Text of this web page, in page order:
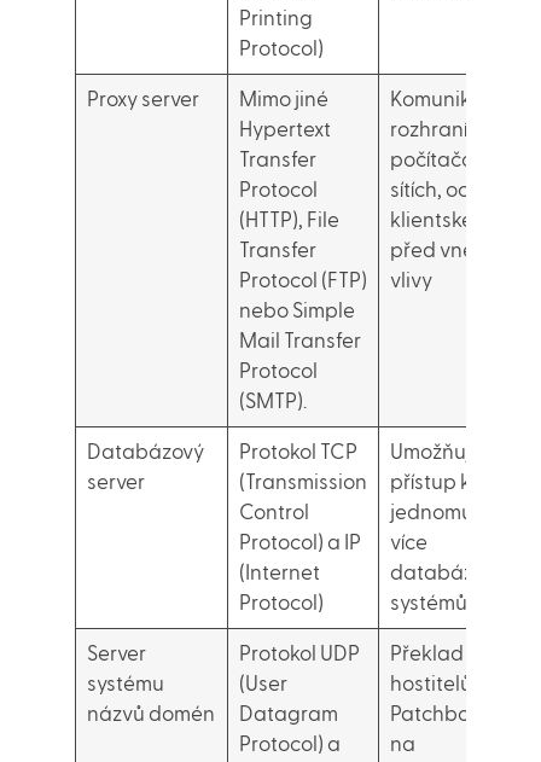
Printing
Protocol)
Proxy server
Mimo jiné
Hypertext
Transfer
Protocol
(HTTP), File
Transfer
Protocol (FTP)
nebo Simple
Mail Transfer
Protocol
(SMTP).
Komunikační
rozhraní v
počítačových
sítích, ochrana
klientské sítě
před vnějšími
vlivy
Databázový
server
Protokol TCP
(Transmission
Control
Protocol) a IP
(Internet
Protocol)
Umožňuje
přístup k
jednomu nebo
více
databázovým
systémům
Server
systému
názvů domén
Protokol UDP
(User
Datagram
Protocol) a
Překlad názvů
hostitelů (např.
Patchbox.com)
na